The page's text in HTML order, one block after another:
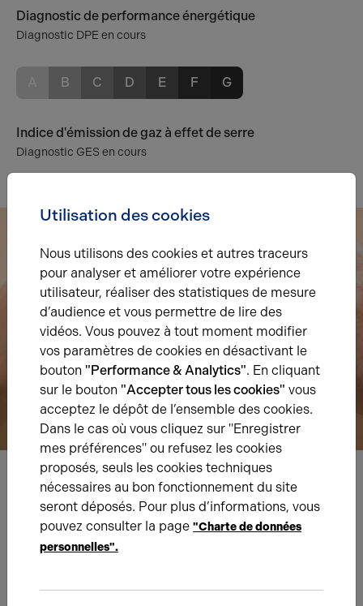
Diagnostic de performance énergétique
Diagnostic DPE en cours
B C D E F G
Indice d'émission de gaz à effet de serre
Diagnostic GES en cours
Nous avons hâte de vous lire,
prenez contact !
Utilisation des cookies
Nous utilisons des cookies et autres traceurs
pour analyser et améliorer votre expérience
utilisateur, réaliser des statistiques de mesure
d’audience et vous permettre de lire des
vidéos. Vous pouvez à tout moment modifier
vos paramètres de cookies en désactivant le
bouton "Performance & Analytics". En cliquant
sur le bouton "Accepter tous les cookies" vous
acceptez le dépôt de l’ensemble des cookies.
Dans le cas où vous cliquez sur "Enregistrer
mes préférences" ou refusez les cookies
proposés, seuls les cookies techniques
nécessaires au bon fonctionnement du site
seront déposés. Pour plus d’informations, vous
pouvez consulter la page "Charte de données
personnelles".